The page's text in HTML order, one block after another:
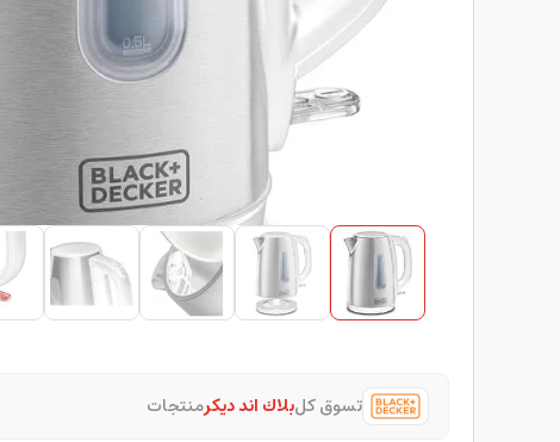
تسوق كلبلاك اند ديكرمنتجات